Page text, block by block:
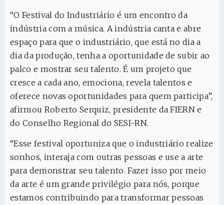
“O Festival do Industriário é um encontro da
indústria com a música. A indústria canta e abre
espaço para que o industriário, que está no dia a
dia da produção, tenha a oportunidade de subir ao
palco e mostrar seu talento. É um projeto que
cresce a cada ano, emociona, revela talentos e
oferece novas oportunidades para quem participa”,
afirmou Roberto Serquiz, presidente da FIERN e
do Conselho Regional do SESI-RN.
“Esse festival oportuniza que o industriário realize
sonhos, interaja com outras pessoas e use a arte
para demonstrar seu talento. Fazer isso por meio
da arte é um grande privilégio para nós, porque
estamos contribuindo para transformar pessoas